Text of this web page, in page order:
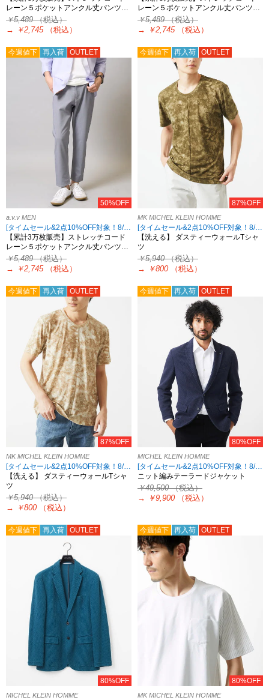
レーン５ポケットアンクル丈パンツ…
￥5,489（税込）
→
￥2,745 （税込）
レーン５ポケットアンクル丈パンツ…
￥5,489（税込）
→
￥2,745 （税込）
今週値下 再入荷 OUTLET
50%OFF
a.v.v MEN
[タイムセール&2点10%OFF対象！8/17 8:59まで]
【累計3万枚販売】ストレッチコード
レーン５ポケットアンクル丈パンツ…
￥5,489（税込）
→
￥2,745 （税込）
今週値下 再入荷 OUTLET
87%OFF
MK MICHEL KLEIN HOMME
[タイムセール&2点10%OFF対象！8/17 8:59まで アウトレット限定]
【洗える】 ダスティーウォールTシャ
ツ
￥5,940（税込）
→
￥800 （税込）
今週値下 再入荷 OUTLET
87%OFF
MK MICHEL KLEIN HOMME
[タイムセール&2点10%OFF対象！8/17 8:59まで アウトレット限定]
【洗える】 ダスティーウォールTシャ
ツ
￥5,940（税込）
→
￥800 （税込）
今週値下 再入荷 OUTLET
80%OFF
MICHEL KLEIN HOMME
[タイムセール&2点10%OFF対象！8/17 8:59まで アウトレット限定]
ニット編みテーラードジャケット
￥49,500（税込）
→
￥9,900 （税込）
今週値下 再入荷 OUTLET
80%OFF
MICHEL KLEIN HOMME
今週値下 再入荷 OUTLET
80%OFF
MK MICHEL KLEIN HOMME